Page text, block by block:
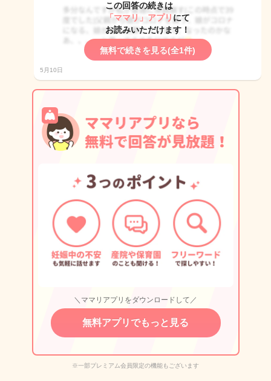
この回答の続きは
「ママリ」アプリ にて
お読みいただけます！
無料で続きを見る(全1件)
5月10日
＼ママリアプリをダウンロードして／
無料アプリでもっと見る
※一部プレミアム会員限定の機能もございます